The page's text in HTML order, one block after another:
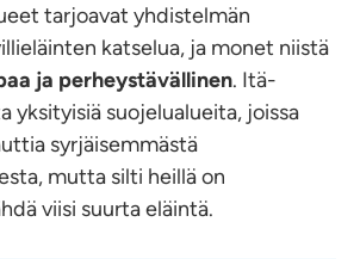
tarjoavat yhdistelmän
katselua, ja monet niistä
ja perheystävällinen. Itä-
yksityisiä suojelualueita, joissa
syrjäisemmästä
mutta silti heillä on
viisi suurta eläintä.